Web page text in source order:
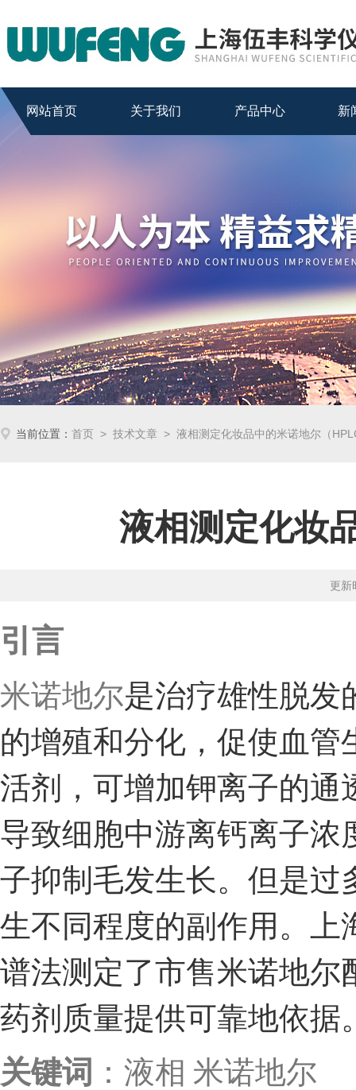
网站首页 关于我们 产品中心 新
当前位置：首页 >技术文章 > 液相测定化妆品中的米诺地尔（
液相测定化妆
更
引言
米诺地尔是治疗雄性脱发
的增殖和分化，促使血
活剂，可增加钾离子的通
导致细胞中游离钙离子浓
子抑制毛发生长。但是过
生不同程度的副作用。上
谱法测定了市售米诺地尔
药剂质量提供可靠地依据
关键词 ：液相 米诺地尔